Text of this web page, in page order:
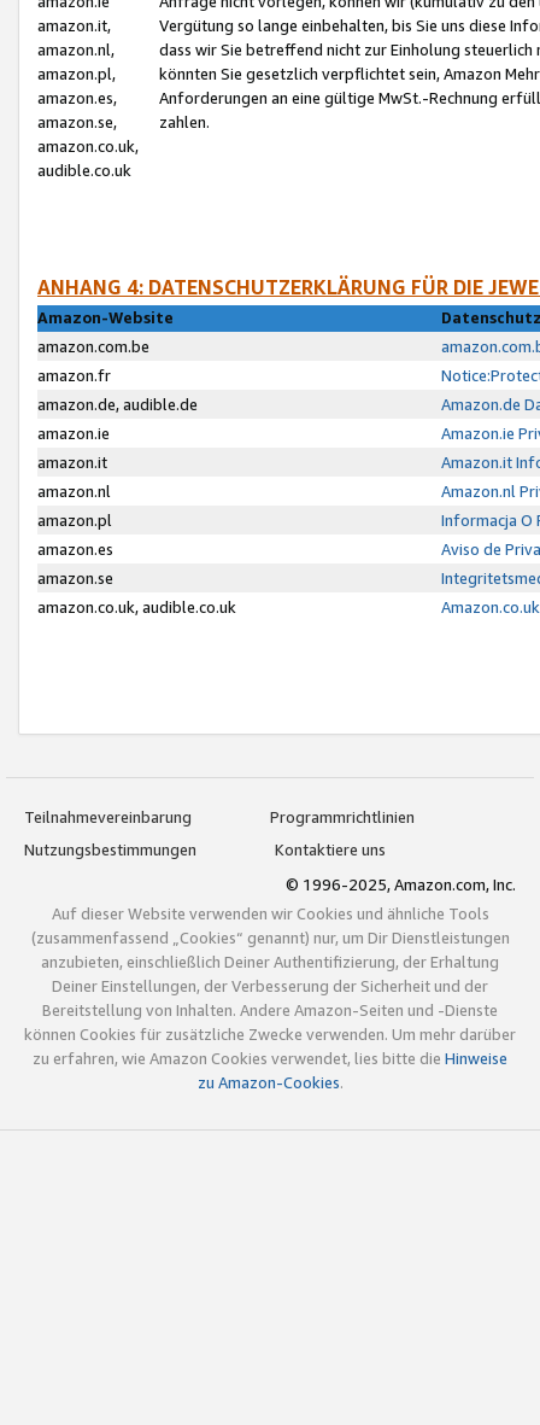
amazon.it,
amazon.nl,
amazon.pl,
amazon.es,
amazon.se,
amazon.co.uk,
audible.co.uk
Vergütung so lange einbehalten, bis Sie uns diese
dass wir Sie betreffend nicht zur Einholung
könnten Sie gesetzlich verpflichtet sein, Amazon
Anforderungen an eine gültige MwSt.-Rechnung
zahlen.
ANHANG 4: DATENSCHUTZERKLÄRUNG FÜR DIE
Amazon-Website
amazon.com.be
amazon.fr
amazon.de, audible.de
Amazon.de
amazon.ie
Amazon.ie
amazon.it
Amazon.it
amazon.nl
Amazon.nl
amazon.pl
Informacja O
amazon.es
Aviso de
amazon.se
amazon.co.uk, audible.co.uk
Teilnahmevereinbarung
Programmrichtlinien
Nutzungsbestimmungen
Kontaktiere uns
© 1996-2025, Amazon.com, Inc.
Auf dieser Website verwenden wir Cookies und ähnliche Tools
(zusammenfassend „Cookies“ genannt) nur, um Dir Dienstleistungen
anzubieten, einschließlich Deiner Authentifizierung, der Erhaltung
Deiner Einstellungen, der Verbesserung der Sicherheit und der
Bereitstellung von Inhalten. Andere Amazon-Seiten und -Dienste
können Cookies für zusätzliche Zwecke verwenden. Um mehr darüber
zu erfahren, wie Amazon Cookies verwendet, lies bitte die Hinweise
zu Amazon-Cookies.